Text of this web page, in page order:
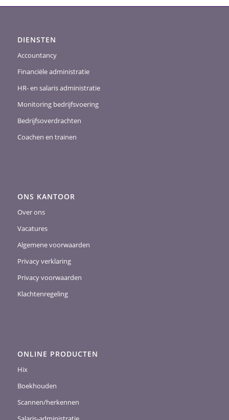
DIENSTEN
Accountancy
Financiële administratie
HR- en salaris administratie
Monitoring bedrijfsvoering
Bedrijfsoverdrachten
Coachen en trainen
ONS KANTOOR
Over ons
Vacatures
Algemene voorwaarden
Privacy verklaring
Privacy voorwaarden
Klachtenregeling
ONLINE PRODUCTEN
Hix
Boekhouden
Scannen/herkennen